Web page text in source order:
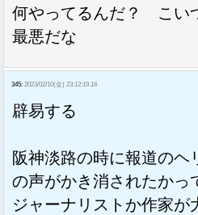
何やってるんだ？ こい
最悪だな
345: 2023/02/10(金) 23:12:19.16
辟易する
阪神淡路の時に報道のヘ
の声がかき消されたかっ
ジャーナリストか作家が